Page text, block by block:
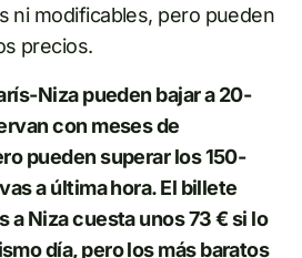
ni modificables, pero pueden
precios.
Niza pueden bajar a 20-
con meses de
pueden superar los 150-
a última hora. El billete
a Niza cuesta unos 73 € si lo
día, pero los más baratos